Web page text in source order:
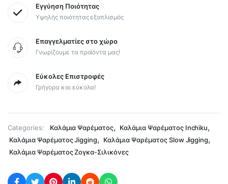
Εγγύηση Ποιότητας
Υψηλής ποιότητας εξοπλισμός
Επαγγελματίες στο χώρο
Γνωρίζουμε τα προϊόντα μας!
Εύκολες Επιστροφές
Γρήγορα και εύκολα!
Categories: Καλάμια Ψαρέματος, Καλάμια Ψαρέματος Inchiku,
Καλάμια Ψαρέματος Jigging, Καλάμια Ψαρέματος Slow Jigging,
Καλάμια Ψαρέματος Ζογκα-Σιλικόνες